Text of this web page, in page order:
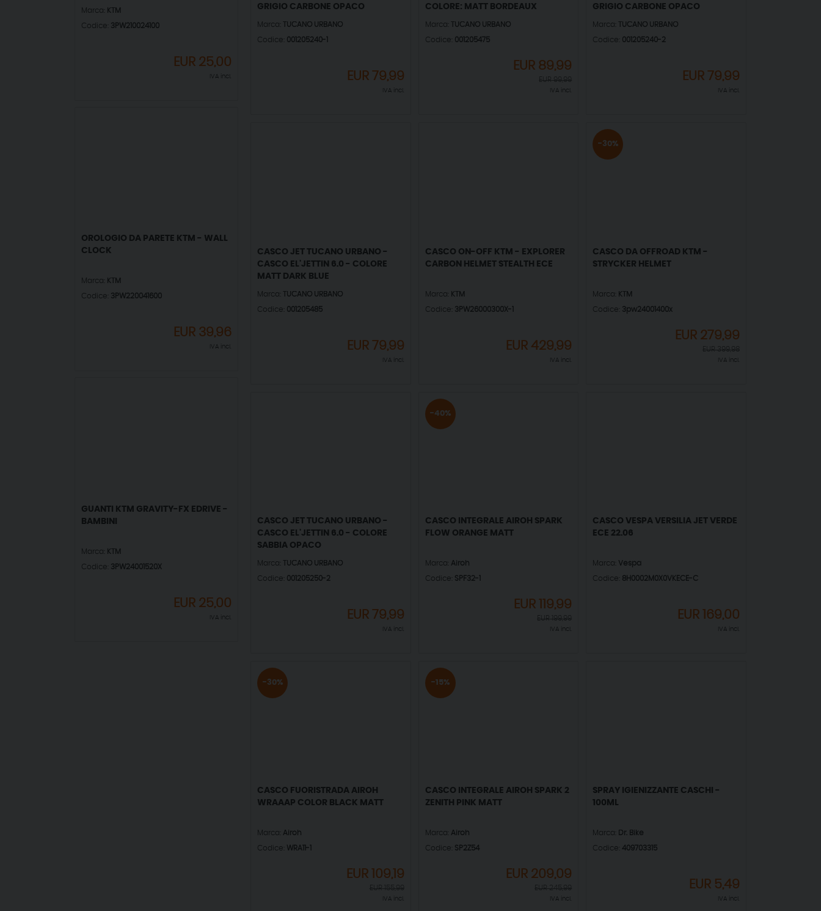
Marca: KTM
Codice: 3PW210024100
EUR 25,00
IVA incl.
OROLOGIO DA PARETE KTM - WALL
CLOCK
Marca: KTM
Codice: 3PW220041600
EUR 39,96
IVA incl.
GUANTI KTM GRAVITY-FX EDRIVE -
BAMBINI
Marca: KTM
Codice: 3PW24001520X
EUR 25,00
IVA incl.
GRIGIO CARBONE OPACO
Marca: TUCANO URBANO
Codice: 001205240-1
EUR 79,99
IVA incl.
COLORE: MATT BORDEAUX
Marca: TUCANO URBANO
Codice: 001205475
EUR 89,99
IVA incl.
GRIGIO CARBONE OPACO
Marca: TUCANO URBANO
Codice: 001205240-2
EUR 79,99
IVA incl.
CASCO JET TUCANO URBANO -
CASCO EL'JETTIN 6.0 - COLORE
MATT DARK BLUE
Marca: TUCANO URBANO
Codice: 001205485
EUR 79,99
IVA incl.
CASCO ON-OFF KTM - EXPLORER
CARBON HELMET STEALTH ECE
Marca: KTM
Codice: 3PW26000300X-1
EUR 429,99
IVA incl.
-30%
CASCO DA OFFROAD KTM -
STRYCKER HELMET
Marca: KTM
Codice: 3pw24001400x
EUR 279,99
IVA incl.
CASCO JET TUCANO URBANO -
CASCO EL'JETTIN 6.0 - COLORE
SABBIA OPACO
Marca: TUCANO URBANO
Codice: 001205250-2
EUR 79,99
IVA incl.
-40%
CASCO INTEGRALE AIROH SPARK
FLOW ORANGE MATT
Marca: Airoh
Codice: SPF32-1
EUR 119,99
IVA incl.
CASCO VESPA VERSILIA JET VERDE
ECE 22.06
Marca: Vespa
Codice: 8H0002M0X0VKECE-C
EUR 169,00
IVA incl.
-30%
CASCO FUORISTRADA AIROH
WRAAAP COLOR BLACK MATT
Marca: Airoh
Codice: WRA11-1
EUR 109,19
IVA incl.
-15%
CASCO INTEGRALE AIROH SPARK 2
ZENITH PINK MATT
Marca: Airoh
Codice: SP2Z54
EUR 209,09
IVA incl.
SPRAY IGIENIZZANTE CASCHI -
100ML
Marca: Dr. Bike
Codice: 409703315
EUR 5,49
IVA incl.